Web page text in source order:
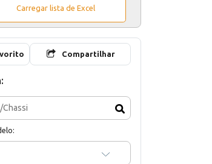
Carregar lista de Excel
Compartilhar